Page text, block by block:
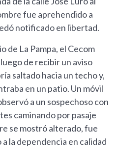
fue aprehendido a
notificado en libertad.
de La Pampa, el Cecom
de recibir un aviso
saltado hacia un techo y,
en un patio. Un móvil
a un sospechoso con
caminando por pasaje
se mostró alterado, fue
la dependencia en calidad